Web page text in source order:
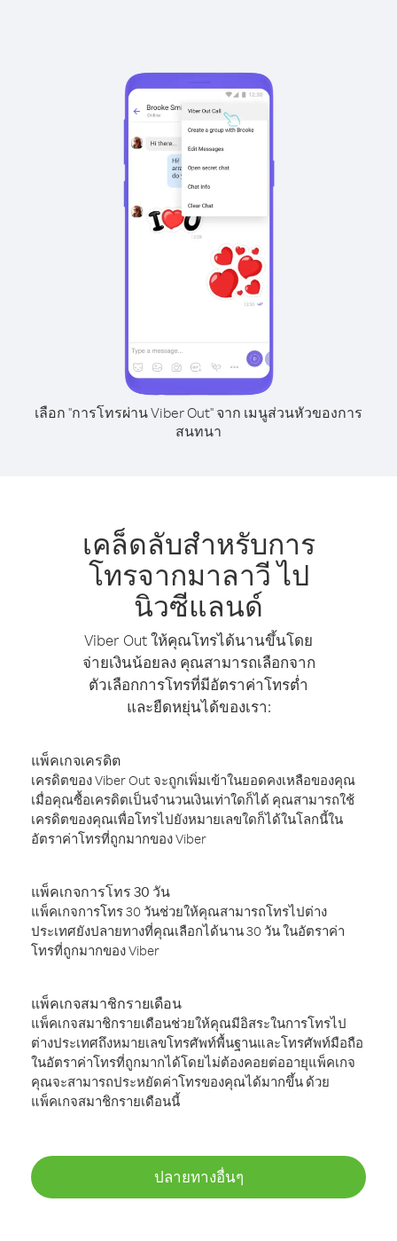
เลือก "การโทรผ่าน Viber Out" จาก เมนูส่วนหัวของการ
สนทนา
เคล็ดลับสำหรับการ
โทรจากมาลาวี ไป
นิวซีแลนด์
Viber Out ให้คุณโทรได้นานขึ้นโดย
จ่ายเงินน้อยลง คุณสามารถเลือกจาก
ตัวเลือกการโทรที่มีอัตราค่าโทรต่ำ
และยืดหยุ่นได้ของเรา:
แพ็คเกจเครดิต
เครดิตของ Viber Out จะถูกเพิ่มเข้าในยอดคงเหลือของคุณ
เมื่อคุณซื้อเครดิตเป็นจำนวนเงินเท่าใดก็ได้ คุณสามารถใช้
เครดิตของคุณเพื่อโทรไปยังหมายเลขใดก็ได้ในโลกนี้ใน
อัตราค่าโทรที่ถูกมากของ Viber
แพ็คเกจการโทร 30 วัน
แพ็คเกจการโทร 30 วันช่วยให้คุณสามารถโทรไปต่าง
ประเทศยังปลายทางที่คุณเลือกได้นาน 30 วัน ในอัตราค่า
โทรที่ถูกมากของ Viber
แพ็คเกจสมาชิกรายเดือน
แพ็คเกจสมาชิกรายเดือนช่วยให้คุณมีอิสระในการโทรไป
ต่างประเทศถึงหมายเลขโทรศัพท์พื้นฐานและโทรศัพท์มือถือ
ในอัตราค่าโทรที่ถูกมากได้โดยไม่ต้องคอยต่ออายุแพ็คเกจ
คุณจะสามารถประหยัดค่าโทรของคุณได้มากขึ้น ด้วย
แพ็คเกจสมาชิกรายเดือนนี้
ปลายทางอื่นๆ